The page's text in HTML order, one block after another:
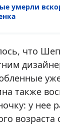
умерли
что
также
у нее
возраста